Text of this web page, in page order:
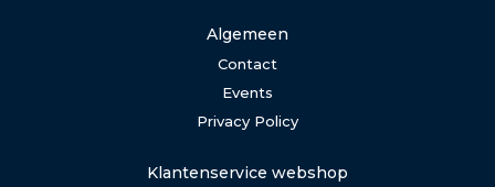
Algemeen
Contact
Events
Privacy Policy
Klantenservice webshop